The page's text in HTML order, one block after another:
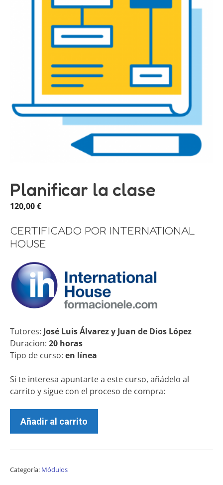
Planificar la clase
120,00€
CERTIFICADO POR INTERNATIONAL
HOUSE
Tutores: José Luis Álvarez y Juan de Dios López
Duracion: 20 horas
Tipo de curso: en línea
Si te interesa apuntarte a este curso, añádelo al
carrito y sigue con el proceso de compra:
Añadir al carrito
Categoría: Módulos